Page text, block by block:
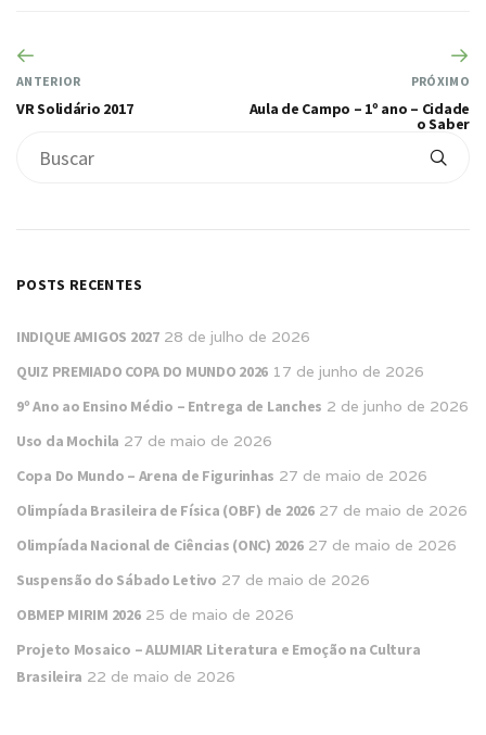
ANTERIOR
VR Solidário 2017
PRÓXIMO
Aula de Campo – 1º ano – Cidade
o Saber
POSTS RECENTES
INDIQUE AMIGOS 2027 28 de julho de 2026
QUIZ PREMIADO COPA DO MUNDO 2026 17 de junho de 2026
9º Ano ao Ensino Médio – Entrega de Lanches 2 de junho de 2026
Uso da Mochila 27 de maio de 2026
Copa Do Mundo – Arena de Figurinhas 27 de maio de 2026
Olimpíada Brasileira de Física (OBF) de 2026 27 de maio de 2026
Olimpíada Nacional de Ciências (ONC) 2026 27 de maio de 2026
Suspensão do Sábado Letivo 27 de maio de 2026
OBMEP MIRIM 2026 25 de maio de 2026
Projeto Mosaico – ALUMIAR Literatura e Emoção na Cultura
Brasileira 22 de maio de 2026